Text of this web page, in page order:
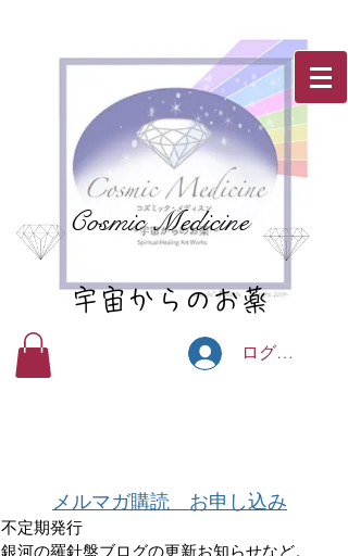
Cosmic Medicine
宇宙からのお薬
ログイン
メルマガ購読 お申し込み
不定期発行
銀河の羅針盤ブログの更新お知らせなど。